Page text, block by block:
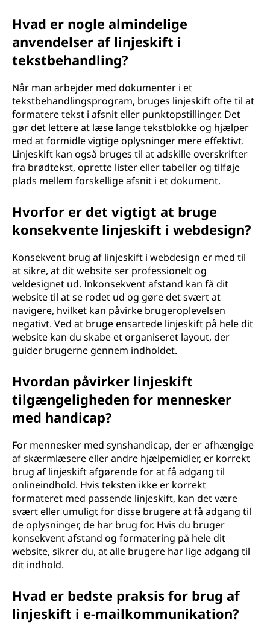
Hvad er nogle almindelige
anvendelser af linjeskift i
tekstbehandling?
Når man arbejder med dokumenter i et
tekstbehandlingsprogram, bruges linjeskift ofte til at
formatere tekst i afsnit eller punktopstillinger. Det
gør det lettere at læse lange tekstblokke og hjælper
med at formidle vigtige oplysninger mere effektivt.
Linjeskift kan også bruges til at adskille overskrifter
fra brødtekst, oprette lister eller tabeller og tilføje
plads mellem forskellige afsnit i et dokument.
Hvorfor er det vigtigt at bruge
konsekvente linjeskift i webdesign?
Konsekvent brug af linjeskift i webdesign er med til
at sikre, at dit website ser professionelt og
veldesignet ud. Inkonsekvent afstand kan få dit
website til at se rodet ud og gøre det svært at
navigere, hvilket kan påvirke brugeroplevelsen
negativt. Ved at bruge ensartede linjeskift på hele dit
website kan du skabe et organiseret layout, der
guider brugerne gennem indholdet.
Hvordan påvirker linjeskift
tilgængeligheden for mennesker
med handicap?
For mennesker med synshandicap, der er afhængige
af skærmlæsere eller andre hjælpemidler, er korrekt
brug af linjeskift afgørende for at få adgang til
onlineindhold. Hvis teksten ikke er korrekt
formateret med passende linjeskift, kan det være
svært eller umuligt for disse brugere at få adgang til
de oplysninger, de har brug for. Hvis du bruger
konsekvent afstand og formatering på hele dit
website, sikrer du, at alle brugere har lige adgang til
dit indhold.
Hvad er bedste praksis for brug af
linjeskift i e-mailkommunikation?